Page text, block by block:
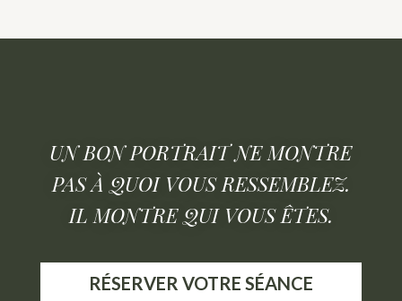
UN BON PORTRAIT NE MONTRE
PAS À QUOI VOUS RESSEMBLEZ.
IL MONTRE QUI VOUS ÊTES.
RÉSERVER VOTRE SÉANCE